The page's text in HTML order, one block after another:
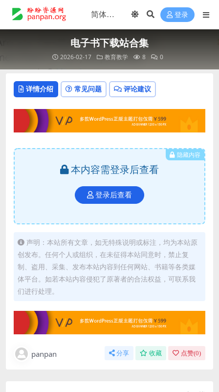
登录
电子书下载站合集
2026-02-17 教育教学 8 0
详情介绍 常见问题 评论建议
隐藏内容
本内容需登录后查看
登录后查看
声明：本站所有文章，如无特殊说明或标注，均为本站原
创发布。任何个人或组织，在未征得本站同意时，禁止复
制、盗用、采集、发布本站内容到任何网站、书籍等各类媒
体平台。如若本站内容侵犯了原著者的合法权益，可联系我
们进行处理。
panpan 分享 收藏 点赞(0)